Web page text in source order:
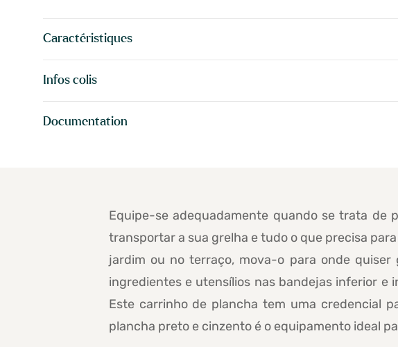
Caractéristiques
Infos colis
Documentation
Equipe-se adequadamente quando se trata de
transportar a sua grelha e tudo o que precisa
jardim ou no terraço, mova-o para onde
ingredientes e utensílios nas bandejas inferior e
Este carrinho de plancha tem uma credencial
plancha preto e cinzento é o equipamento ideal